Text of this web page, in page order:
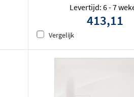
Levertijd: 6 - 7
413,11
Vergelijk